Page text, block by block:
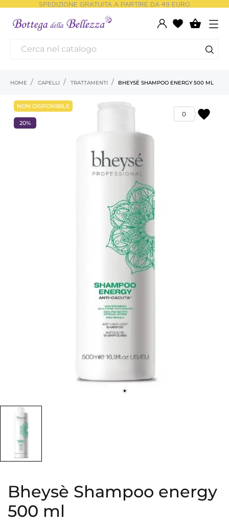
SPEDIZIONE GRATUITA A PARTIRE DA 49 EURO

HOME CAPELLI TRATTAMENTI BHEYSÈ SHAMPOO ENERGY 500 ML
favorite
0
NON DISPONIBILE
20%
Bheysè Shampoo energy
500 ml